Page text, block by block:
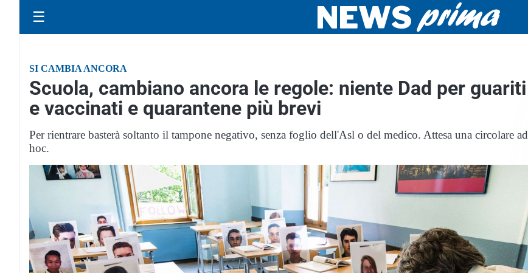
☰
SI CAMBIA ANCORA
Scuola, cambiano ancora le regole: niente Dad per guariti
e vaccinati e quarantene più brevi
Per rientrare basterà soltanto il tampone negativo, senza foglio dell'Asl o del medico. Attesa una circolare ad
hoc.